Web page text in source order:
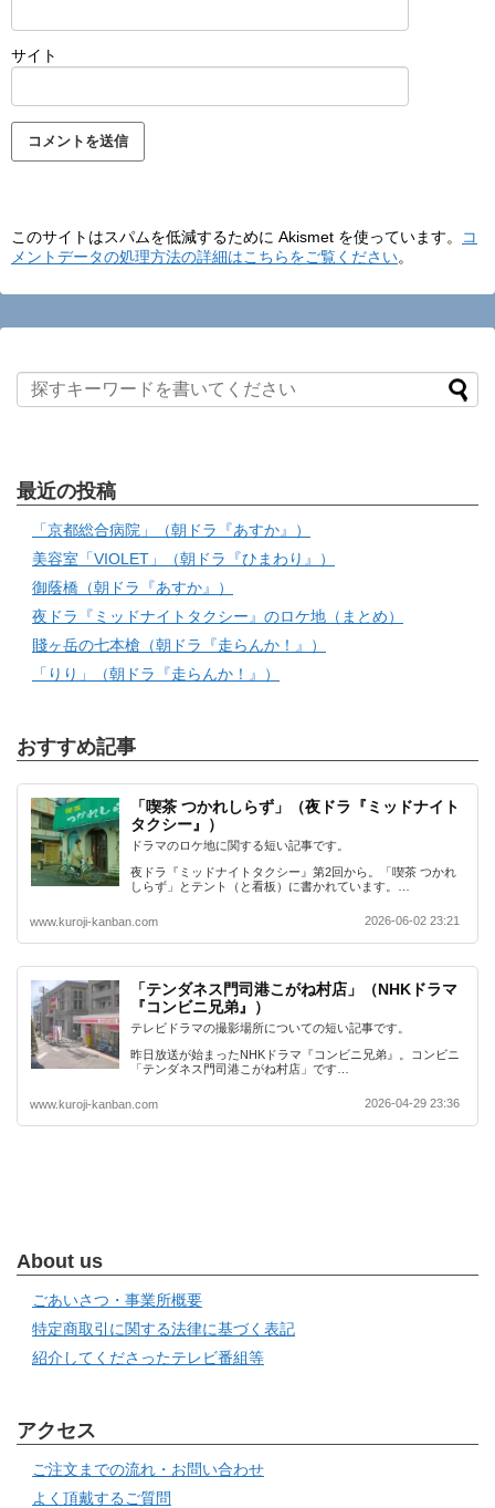
サイト
このサイトはスパムを低減するために Akismet を使っています。
コ
メントデータの処理方法の詳細はこちらをご覧ください。
最近の投稿
「京都総合病院」（朝ドラ『あすか』）
美容室「VIOLET」（朝ドラ『ひまわり』）
御蔭橋（朝ドラ『あすか』）
夜ドラ『ミッドナイトタクシー』のロケ地（まとめ）
賤ヶ岳の七本槍（朝ドラ『走らんか！』）
「りり」（朝ドラ『走らんか！』）
おすすめ記事
「喫茶 つかれしらず」（夜ドラ『ミッドナイト
タクシー』）
ドラマのロケ地に関する短い記事です。
夜ドラ『ミッドナイトタクシー』第2回から。「喫茶 つかれ
しらず」とテント（と看板）に書かれています。…
www.kuroji-kanban.com 2026-06-02 23:21
「テンダネス門司港こがね村店」（NHKドラマ
『コンビニ兄弟』）
テレビドラマの撮影場所についての短い記事です。
昨日放送が始まったNHKドラマ『コンビニ兄弟』。コンビニ
「テンダネス門司港こがね村店」です…
www.kuroji-kanban.com 2026-04-29 23:36
About us
ごあいさつ・事業所概要
特定商取引に関する法律に基づく表記
紹介してくださったテレビ番組等
アクセス
ご注文までの流れ・お問い合わせ
よく頂戴するご質問